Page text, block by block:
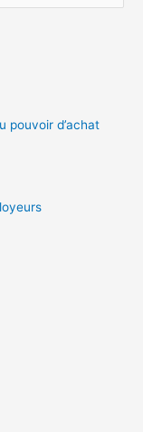
pouvoir d’achat